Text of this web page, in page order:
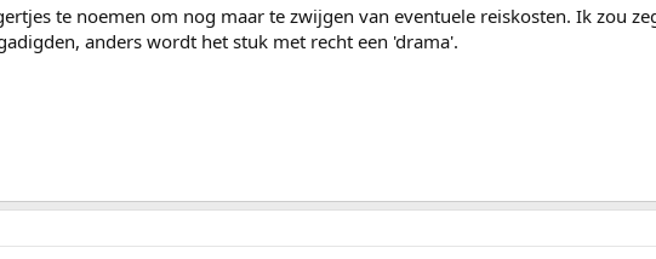
te noemen om nog maar te zwijgen van eventuele reiskosten. Ik zou
anders wordt het stuk met recht een 'drama'.